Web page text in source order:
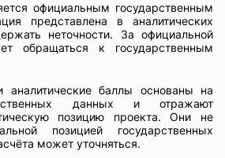
официальным государственным
представлена в аналитических
неточности. За официальной
обращаться к государственным
аналитические баллы основаны на
данных и отражают
позицию проекта. Они не
позицией государственных
может уточняться.